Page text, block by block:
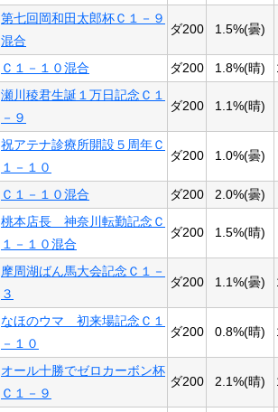
第七回岡和田太郎杯Ｃ１－９
混合
ダ200 1.5%(曇)
Ｃ１－１０混合 ダ200 1.8%(晴)
瀬川稜君生誕１万日記念Ｃ１
－９
ダ200 1.1%(晴)
祝アテナ診療所開設５周年Ｃ
１－１０
ダ200 1.0%(曇)
Ｃ１－１０混合 ダ200 2.0%(曇)
桃本店長 神奈川転勤記念Ｃ
１－１０混合
ダ200 1.5%(晴)
摩周湖ばん馬大会記念Ｃ１－
３
ダ200 1.1%(曇)
なほのウマ 初来場記念Ｃ１
－１０
ダ200 0.8%(晴)
オール十勝でゼロカーボン杯
Ｃ１－９
ダ200 2.1%(晴)